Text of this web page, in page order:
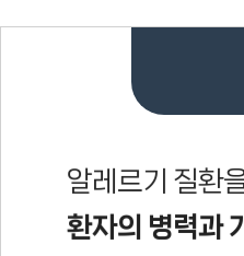
알레르기 질환
환자의 병력과